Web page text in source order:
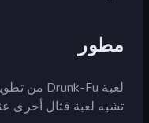
مطور
تشبه لعبة قتال أخرى